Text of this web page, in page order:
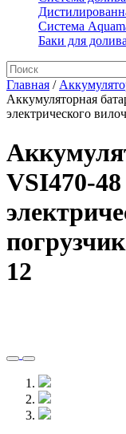
Система
Баки для
Главная /
Аккумуляторная
электрического
VSI470-
12